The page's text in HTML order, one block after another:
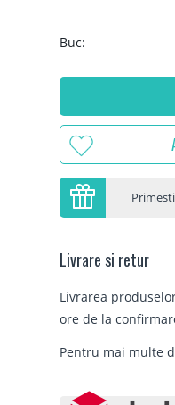
Buc:
Livrare si retur
Livrarea
ore de la
Pentru mai multe